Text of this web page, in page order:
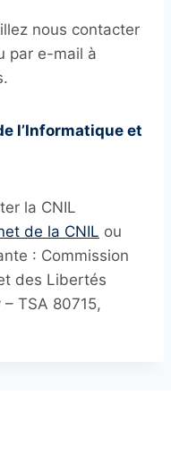
nous contacter
par e-mail à
l’Informatique et
la CNIL
de la CNIL ou
: Commission
des Libertés
TSA 80715,